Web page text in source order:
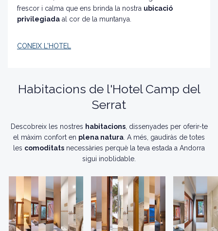
frescor i calma que ens brinda la nostra ubicació
privilegiada al cor de la muntanya.
CONEIX L'HOTEL
Habitacions de l'Hotel Camp del
Serrat
Descobreix les nostres habitacions, dissenyades per oferir-te
el màxim confort en plena natura . A més, gaudiràs de totes
les comoditats necessàries perquè la teva estada a Andorra
sigui inoblidable.